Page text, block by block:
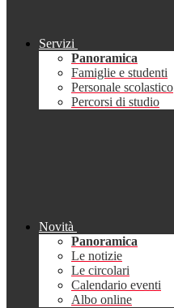
Servizi
Panoramica
Famiglie e studenti
Personale scolastico
Percorsi di studio
Novità
Panoramica
Le notizie
Le circolari
Calendario eventi
Albo online